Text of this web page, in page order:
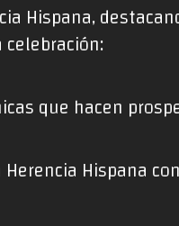
Hispana,
que hacen
Hispana